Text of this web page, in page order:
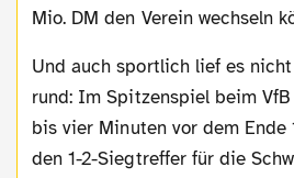
Mio. DM den Verein wechseln
Und auch sportlich lief es nicht von Beginn an
rund: Im Spitzenspiel beim
bis vier Minuten vor dem Ende
den 1-2-Siegtreffer für die